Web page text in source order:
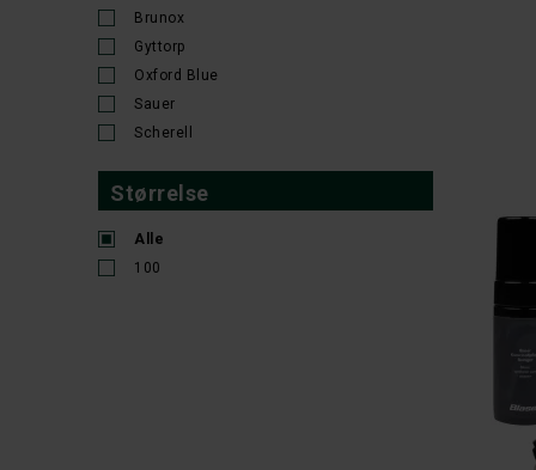
Brunox
Gyttorp
Oxford Blue
Sauer
Scherell
Størrelse
Alle
100